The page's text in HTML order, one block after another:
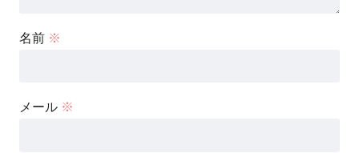
名前 ※
メール ※